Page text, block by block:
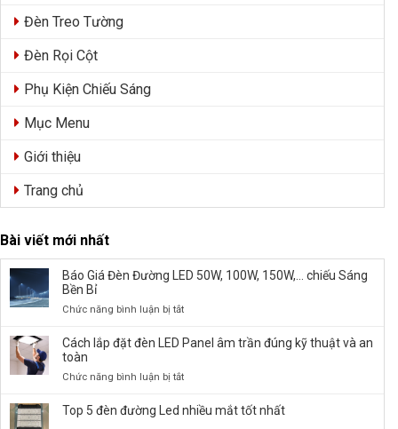
Đèn Treo Tường
Đèn Rọi Cột
Phụ Kiện Chiếu Sáng
Mục Menu
Giới thiệu
Trang chủ
Bài viết mới nhất
Báo Giá Đèn Đường LED 50W, 100W, 150W,… chiếu Sáng
Bền Bỉ
Chức năng bình luận bị tắtở
Giá
LED
100W,
Cách lắp đặt đèn LED Panel âm trần đúng kỹ thuật và an
toàn
Chức năng bình luận bị tắtở
lắp
Top 5 đèn đường Led nhiều mắt tốt nhất